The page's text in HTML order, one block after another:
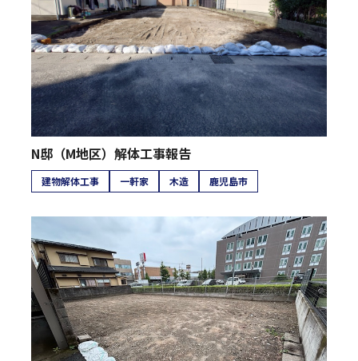
N邸（M地区）解体工事報告
建物解体工事 一軒家 木造 鹿児島市